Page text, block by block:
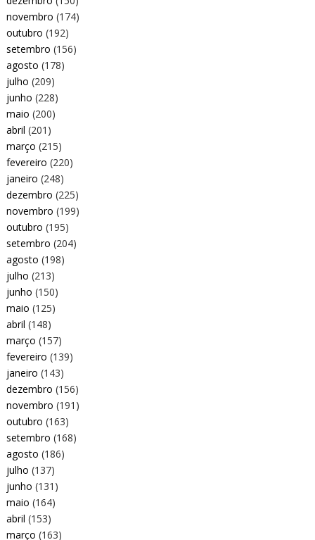
novembro (174)
outubro (192)
setembro (156)
agosto (178)
julho (209)
junho (228)
maio (200)
abril (201)
março (215)
fevereiro (220)
janeiro (248)
dezembro (225)
novembro (199)
outubro (195)
setembro (204)
agosto (198)
julho (213)
junho (150)
maio (125)
abril (148)
março (157)
fevereiro (139)
janeiro (143)
dezembro (156)
novembro (191)
outubro (163)
setembro (168)
agosto (186)
julho (137)
junho (131)
maio (164)
abril (153)
março (163)